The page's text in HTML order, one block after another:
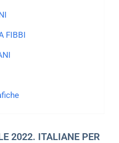
FIBBI
2022. ITALIANE PER